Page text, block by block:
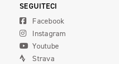
SEGUITECI
Facebook
Instagram
Youtube
Strava